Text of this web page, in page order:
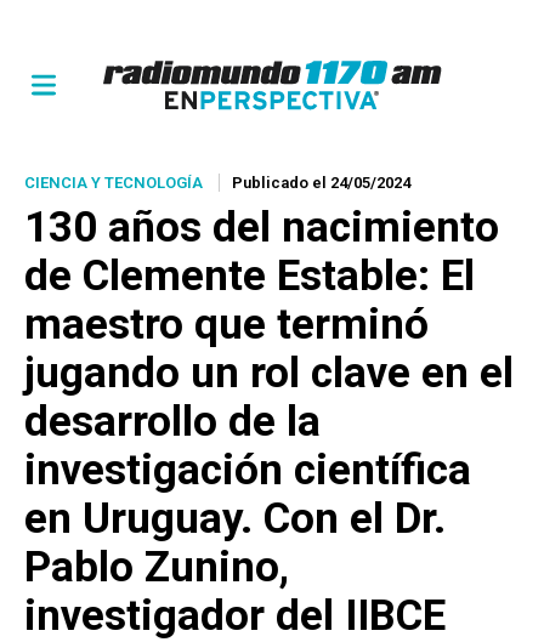
CIENCIA Y TECNOLOGÍA Publicado el 24/05/2024
130 años del nacimiento
de Clemente Estable: El
maestro que terminó
jugando un rol clave en el
desarrollo de la
investigación científica
en Uruguay. Con el Dr.
Pablo Zunino,
investigador del IIBCE